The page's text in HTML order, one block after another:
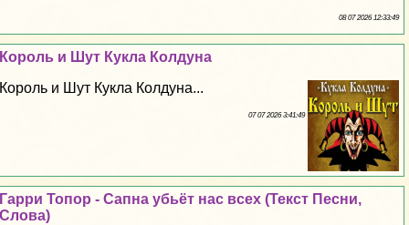
08 07 2026 12:33:49
Король и Шут Кукла Колдуна
Король и Шут Кукла Колдуна...
07 07 2026 3:41:49
Гарри Топор - Сапна убьёт нас всех (Текст Песни,
Слова)